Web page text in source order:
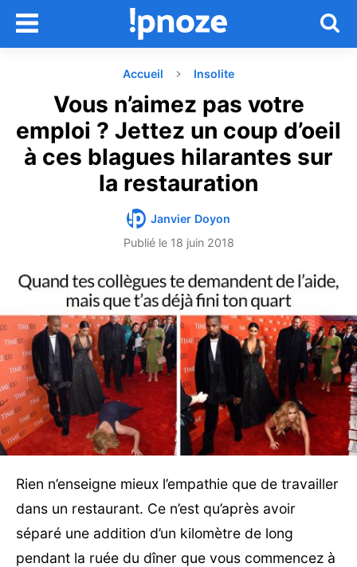
Accueil Insolite
Vous n’aimez pas votre
emploi ? Jettez un coup d’oeil
à ces blagues hilarantes sur
la restauration
Janvier Doyon
Publié le 18 juin 2018
Rien n’enseigne mieux l’empathie que de travailler
dans un restaurant. Ce n’est qu’après avoir
séparé une addition d’un kilomètre de long
pendant la ruée du dîner que vous commencez à